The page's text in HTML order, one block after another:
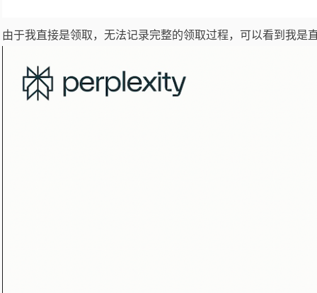
由于我直接是领取，无法记录完整的领取过程，可以看到我是